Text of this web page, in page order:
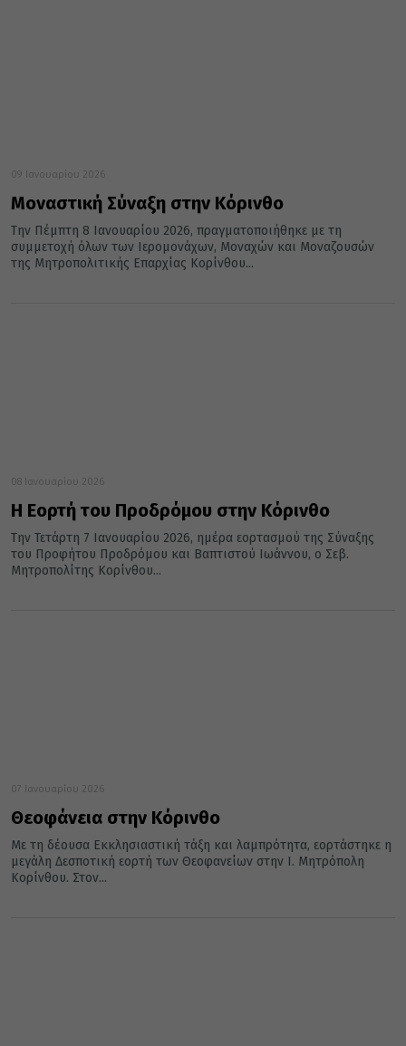
09 Ιανουαρίου 2026
Μοναστική Σύναξη στην Κόρινθο
Την Πέμπτη 8 Ιανουαρίου 2026, πραγματοποιήθηκε με τη
συμμετοχή όλων των Ιερομονάχων, Μοναχών και Μοναζουσών
της Μητροπολιτικής Επαρχίας Κορίνθου...
08 Ιανουαρίου 2026
Η Εορτή του Προδρόμου στην Κόρινθο
Την Τετάρτη 7 Ιανουαρίου 2026, ημέρα εορτασμού της Σύναξης
του Προφήτου Προδρόμου και Βαπτιστού Ιωάννου, ο Σεβ.
Μητροπολίτης Κορίνθου...
07 Ιανουαρίου 2026
Θεοφάνεια στην Κόρινθο
Με τη δέουσα Εκκλησιαστική τάξη και λαμπρότητα, εορτάστηκε η
μεγάλη Δεσποτική εορτή των Θεοφανείων στην Ι. Μητρόπολη
Κορίνθου. Στον...